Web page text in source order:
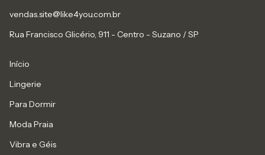
vendas.site@like4you.com.br
Rua Francisco Glicério, 911 - Centro - Suzano / SP
Início
Lingerie
Para Dormir
Moda Praia
Vibra e Géis